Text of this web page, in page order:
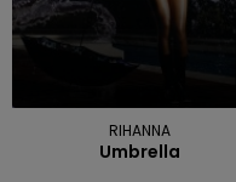
RIHANNA
Umbrella